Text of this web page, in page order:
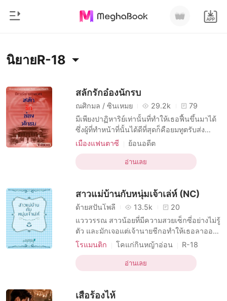
ประวัติการอ่าน
ออกจากระบบ
ดาวน์โหลดแอป
หน้าแรก
สมัยใหม่
ประวัติศาสตร์
โรแมนติก
รายการ
เรื่องสั้นคัดสรร
นิยายR-18
สลักรักอ๋องนักรบ
ณศิกมล / ซินเหมย 29.2k
79
มีเพียงปาฏิหาริย์เท่านั้นที่ทำให้เธอฟื้นขึ้นมาได้
ซึ่งผู้ที่ทำหน้าที่นั้นได้ดีที่สุดก็คือยมทูตรับส่ง
วิญญาณ เขารีบตามหาวิญญาณของเธอเพื่อ
เกินแก้เพราะเขาเจอเธอเมื่อร่างของเธอถูกเผา
ไปแล้ว ทางเดียวที่จะแก้ไขความผิดก็คือต้องส่ง
เมืองแฟนตาซี
ย้อนอดีต
บทบาทที่เฉยเมย หญิง
บทบาทที่เป็นผู้ใหญ่ ชาย
R-18
ย้อนยุค
จีนโบราณ
อ่านเลย
สาวแม่บ้านกับหนุ่มเจ้าเล่ห์ (NC)
ด้ายสปันโพลี 13.5k
20
แวววรรณ สาวน้อยที่มีความสวยเซ็กซี่อย่างไม่รู้
ตัว และมักเจอแต่เจ้านายชีกอทำให้เธอลาออก
จากงาน จนตกงาน และเพื่อนๆ ก็ช่วยแนะนำ
และอุตส่าห์หลีกเลี่ยงหนุ่มๆ แต่ก็ไม่รอดเมื่อมา
ทำงานแม่บ้านที่ห้องคอนโดห้องหนึ่ง ที่มีเจ้าของ
โรแมนติก โคแก่กินหญ้าอ่อน
R-18
แม่บ้าน หญิง
อ่านเลย
เสือร้องไห้